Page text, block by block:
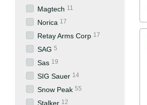
Magtech 11
Norica 17
Retay Arms Corp 17
SAG 5
Sas 19
SIG Sauer 14
Snow Peak 55
Stalker 12